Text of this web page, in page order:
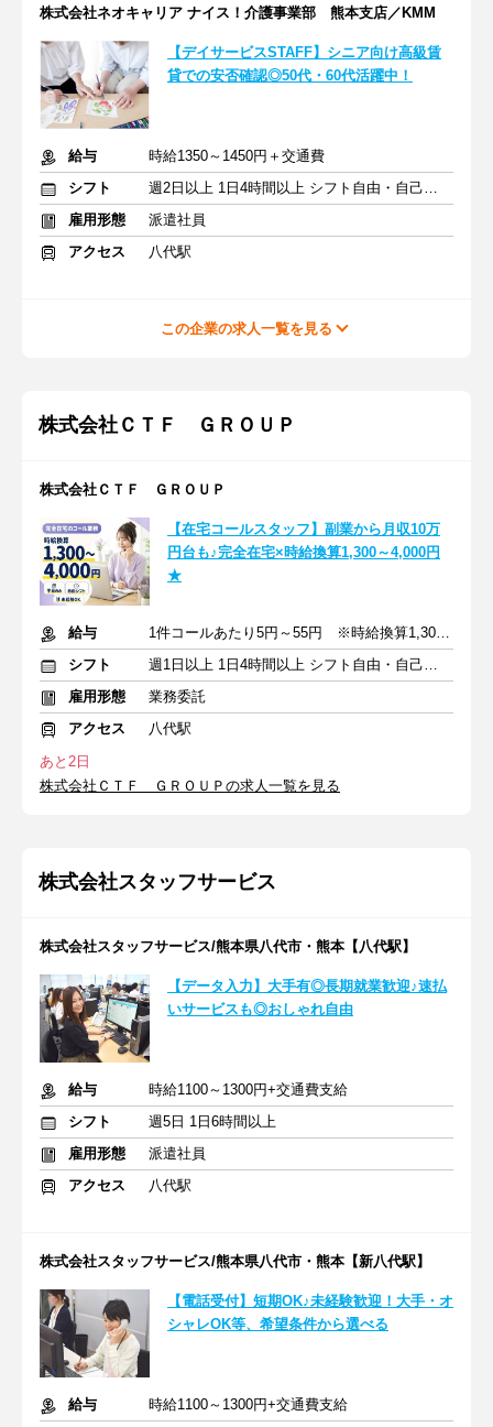
株式会社ネオキャリア ナイス！介護事業部 熊本支店／KMM
【デイサービスSTAFF】シニア向け高級賃
貸での安否確認◎50代・60代活躍中！
給与
時給1350～1450円＋交通費
シフト
週2日以上 1日4時間以上 シフト自由・自己申告
雇用形態
派遣社員
アクセス
八代駅
この企業の求人一覧を見る
株式会社ＣＴＦ ＧＲＯＵＰ
株式会社ＣＴＦ ＧＲＯＵＰ
【在宅コールスタッフ】副業から月収10万
円台も♪完全在宅×時給換算1,300～4,000円
★
給与
1件コールあたり5円～55円 ※時給換算1,300円～4,000円
シフト
週1日以上 1日4時間以上 シフト自由・自己申告
雇用形態
業務委託
アクセス
八代駅
あと2日
株式会社ＣＴＦ ＧＲＯＵＰの求人一覧を見る
株式会社スタッフサービス
株式会社スタッフサービス/熊本県八代市・熊本【八代駅】
【データ入力】大手有◎長期就業歓迎♪速払
いサービスも◎おしゃれ自由
給与
時給1100～1300円+交通費支給
シフト
週5日 1日6時間以上
雇用形態
派遣社員
アクセス
八代駅
株式会社スタッフサービス/熊本県八代市・熊本【新八代駅】
【電話受付】短期OK♪未経験歓迎！大手・オ
シャレOK等、希望条件から選べる
給与
時給1100～1300円+交通費支給